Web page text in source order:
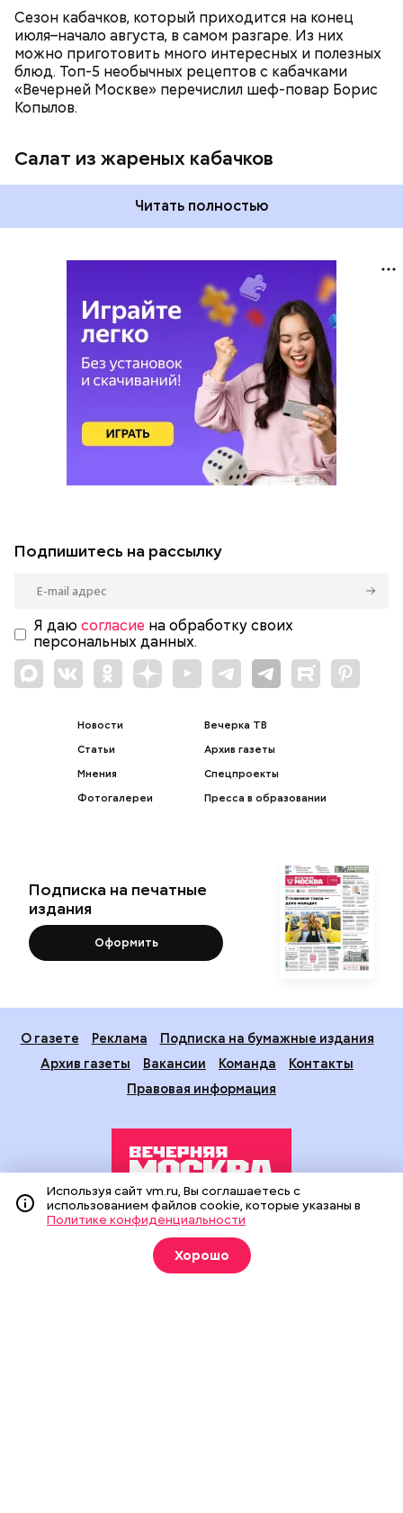
Сезон кабачков, который приходится на конец
июля–начало августа, в самом разгаре. Из них
можно приготовить много интересных и полезных
блюд. Топ-5 необычных рецептов с кабачками
«Вечерней Москве» перечислил шеф-повар Борис
Копылов.
Салат из жареных кабачков
Читать полностью
Подпишитесь на рассылку
Я даю согласие на обработку своих
персональных данных.
Новости
Статьи
Мнения
Фотогалереи
Вечерка ТВ
Архив газеты
Спецпроекты
Пресса в образовании
Подписка на печатные
издания
Оформить
О газете Реклама
Подписка на бумажные издания
Архив газеты
Вакансии Команда
Контакты
Правовая информация
Издание создано при финансовой поддержке Департамента
средств массовой информации и рекламы города Москвы.
На сайте применяются рекомендательные технологии
(информационные технологии предоставления информации
Используя сайт vm.ru, Вы соглашаетесь с
использованием файлов cookie, которые указаны в
Политике конфиденциальности
Хорошо